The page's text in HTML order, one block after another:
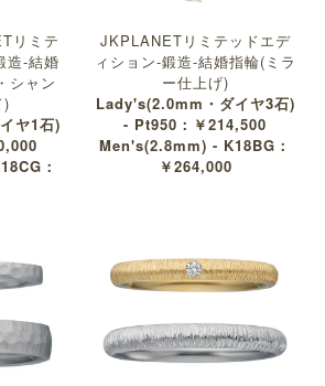
リミテ
造-結婚
シャン
)
ヤ1石)
：
JKPLANETリミテッドエデ
ィション-鍛造-結婚指輪(ミラ
ー仕上げ)
Lady's(2.0mm・ダイヤ3石)
- Pt950：￥214,500
Men's(2.8mm) - K18BG：
￥264,000